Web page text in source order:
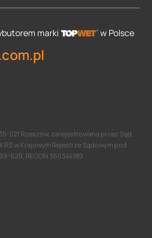
marki w Polsce
021 Rzeszów, zarejestrowana przez Sąd
w Krajowym Rejestrze Sądowym pod
629, REGON 360344189.